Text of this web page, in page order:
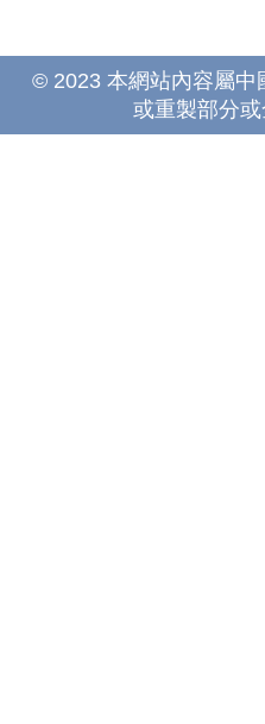
© 2023 本網站內容屬中
或重製部分